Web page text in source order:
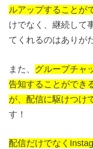
ルアップすることが
けでなく、継続して
てくれるのはありが
また、 グループチャ
告知することができ
が、配信に駆けつけ
す！
配信だけでなく